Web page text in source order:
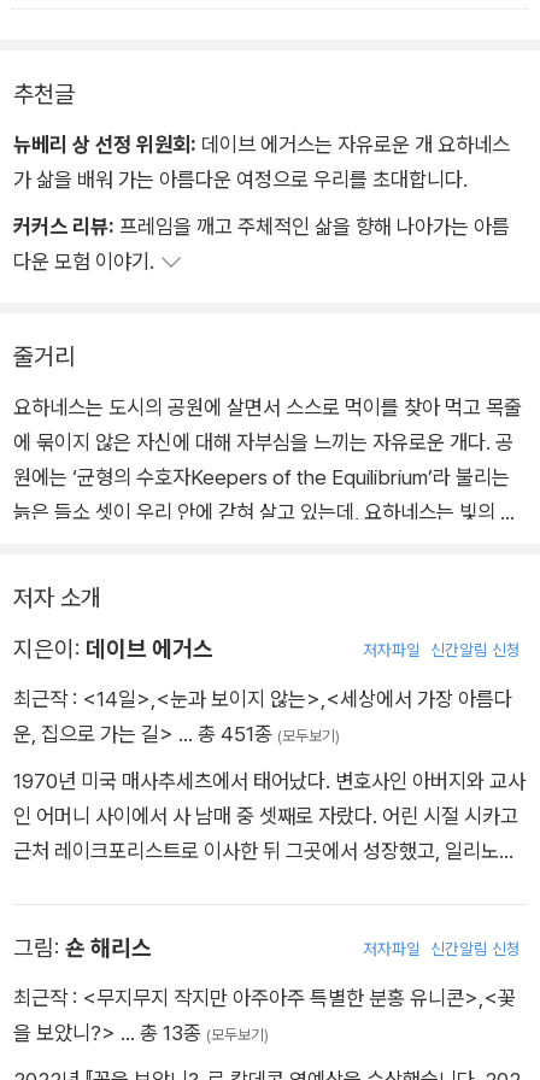
추천글
뉴베리 상 선정 위원회: 데이브 에거스는 자유로운 개 요하네스
가 삶을 배워 가는 아름다운 여정으로 우리를 초대합니다.
커커스 리뷰: 프레임을 깨고 주체적인 삶을 향해 나아가는 아름
다운 모험 이야기.
줄거리
요하네스는 도시의 공원에 살면서 스스로 먹이를 찾아 먹고 목줄
에 묶이지 않은 자신에 대해 자부심을 느끼는 자유로운 개다. 공
원에는 ‘균형의 수호자Keepers of the Equilibrium’라 불리는
늙은 들소 셋이 우리 안에 갇혀 살고 있는데, 요하네스는 빛의 속
로 임명되어 공원 안에서 일어나는 일, 특히 이곳에서 여러 활동
을 벌이는 인간들을 관찰해 매일 밤 들소들에게 보고하는 역할을
한다. 요하네스는 ‘도우미 눈Assistant Eyes’으로서 언제나 그를
돕는 친구 버트런드(갈매기), 욜란다(펠리컨), 소냐(다람쥐), 앵
거스(너구리) 등과 함께 ‘눈’으로서 활약하면서 동시에 평생 우리
해 궁리한다.
그러던 중 공원에 새로운 미술관이 생겨 이를 살피러 간 요하네스
무리의 차에 억지로 태워져 납치당할 뻔한 요하네스는 친구들의
도움으로 무사히 빠져나온다. 하지만 얼마 지나지 않아 연못에 빠
질 뻔한 어린아이를 구해 주게 되고, 이 영웅적 행위 덕분에 사진
이 찍혀 인간들에게 쫓기는 신세가 된다. 하지만 이번에도 동물
저자 소개
지은이: 데이브 에거스 저자파일 신간알림 신청
최근작 : <14일> <눈과 보이지 않는> <세상에서 가장 아름다
운, 집으로 가는 길> … 총 451종 (모두보기)
1970년 미국 매사추세츠에서 태어났다. 변호사인 아버지와 교사
인 어머니 사이에서 사 남매 중 셋째로 자랐다. 어린 시절 시카고
근처 레이크포리스트로 이사한 뒤 그곳에서 성장했고, 일리노이
잡지 「마이트」를 창간했다. 작가는 독립출판사 ‘맥스위니스McS
weeney’s’와 대학 연계 비영리 단체 ‘스콜라매치ScholarMatc
h’의 설립자이며, 전 세계 수많은 교육 기관에 영감을 준 청소년
그림: 숀 해리스 저자파일 신간알림 신청
최근작 : <무지무지 작지만 아주아주 특별한 분홍 유니콘> <꽃
을 보았니?> … 총 13종 (모두보기)